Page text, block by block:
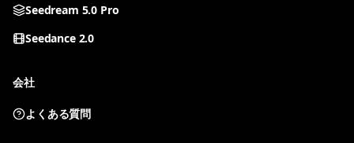
Seedream 5.0 Pro
Seedance 2.0
会社
よくある質問